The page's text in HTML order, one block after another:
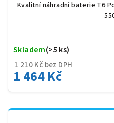
Kvalitní náhradní baterie T6
1 210 Kč bez DPH
1 464 Kč
Skladem(>5 ks)